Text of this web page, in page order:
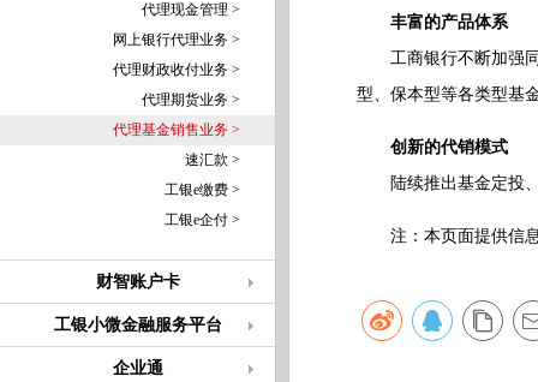
代理现金管理 >
网上银行代理业务 >
代理财政收付业务 >
代理期货业务 >
代理基金销售业务 >
速汇款 >
工银e缴费 >
工银e企付 >
财智账户卡
工银小微金融服务平台
企业通
丰富的产品体系
工商银行不断加强同
型、保本型等各类型基
创新的代销模式
陆续推出基金定投、
注：本页面提供信息